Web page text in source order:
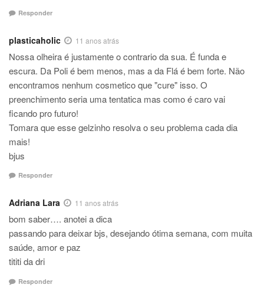
Responder
plasticaholic 11 anos atrás
Nossa olheira é justamente o contrario da sua. É funda e
escura. Da Poli é bem menos, mas a da Flá é bem forte. Não
encontramos nenhum cosmetico que "cure" isso. O
preenchimento seria uma tentatica mas como é caro vai
ficando pro futuro!
Tomara que esse gelzinho resolva o seu problema cada dia
mais!
bjus
Responder
Adriana Lara 11 anos atrás
bom saber…. anotei a dica
passando para deixar bjs, desejando ótima semana, com muita
saúde, amor e paz
tititi da dri
Responder